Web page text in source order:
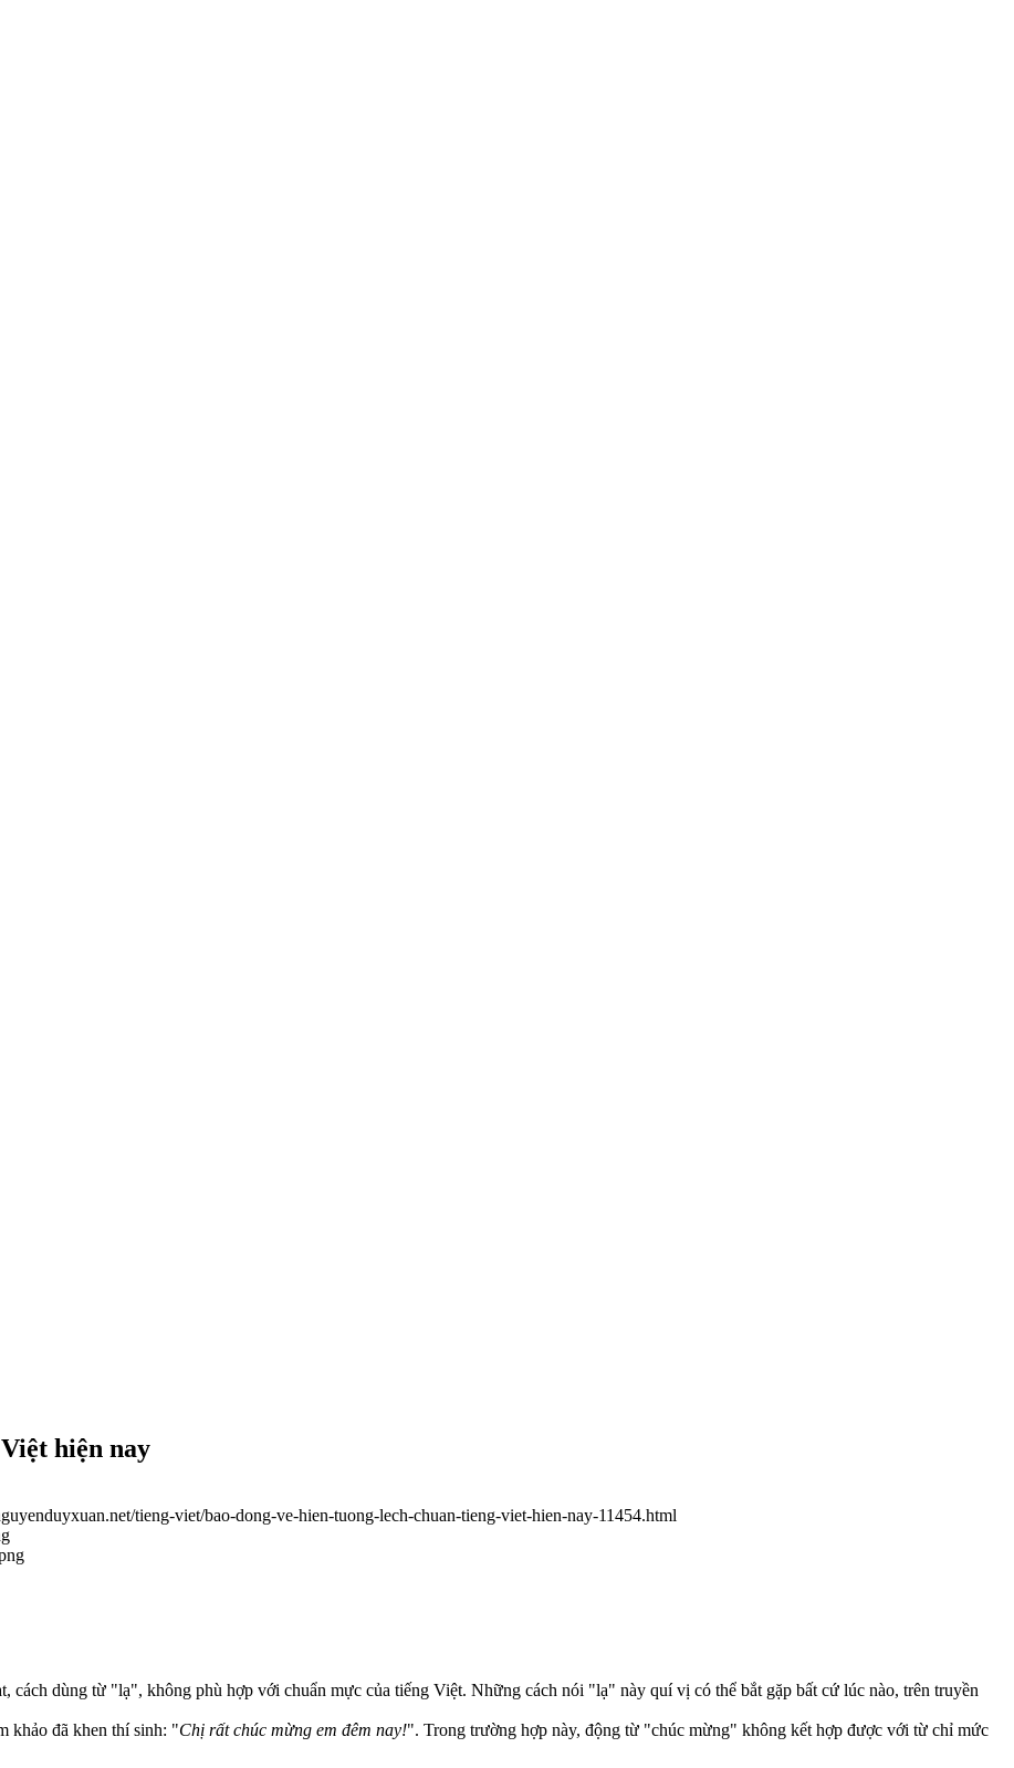
hiện nay
tieng-viet/bao-dong-ve-hien-tuong-lech-chuan-tieng-viet-hien-nay-11454.html
cách dùng từ "lạ", không phù hợp với chuẩn mực của tiếng Việt. Những cách nói "lạ" này quí vị có thể bắt gặp bất cứ lúc nào, trên truyền
khảo đã khen thí sinh: "Chị rất chúc mừng em đêm nay!". Trong trường hợp này, động từ "chúc mừng" không kết hợp được với từ chỉ mức